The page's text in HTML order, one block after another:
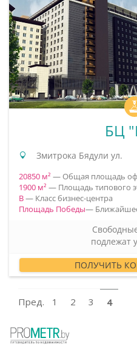
БЦ
Змитрока Бядули ул.
20850 м² — Общая площадь
1900 м² — Площадь типового
B— Класс бизнес-центра
Площадь Победы—
подлежат
ПОЛУЧИТЬ
Пред. 1 2 3 4